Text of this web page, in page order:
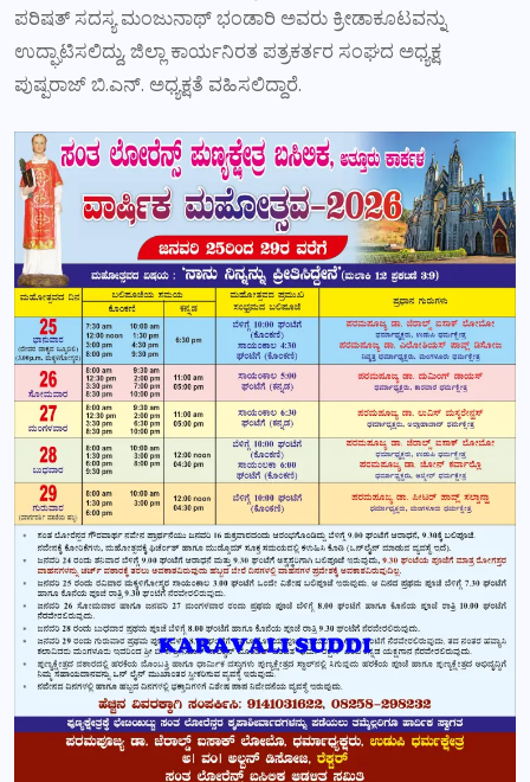
ಪರಿಷತ್ ಸದಸ್ಯ ಮಂಜುನಾಥ್ ಭಂಡಾರಿ ಅವರು ಕ್ರೀಡಾಕೂಟವನ್ನು
ಉದ್ಘಾಟಿಸಲಿದ್ದು, ಜಿಲ್ಲಾ ಕಾರ್ಯನಿರತ ಪತ್ರಕರ್ತರ ಸಂಘದ ಅಧ್ಯಕ್ಷ
ಪುಷ್ಪರಾಜ್ ಬಿ.ಎನ್. ಅಧ್ಯಕ್ಷತೆ ವಹಿಸಲಿದ್ದಾರೆ.